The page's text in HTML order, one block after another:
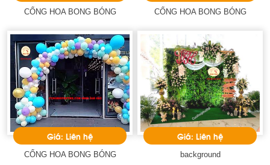
CỔNG HOA BONG BÓNG CỔNG HOA BONG BÓNG
Giá: Liên hệ
CỔNG HOA BONG BÓNG
Giá: Liên hệ
background